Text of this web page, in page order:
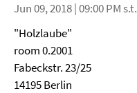
Jun 09, 2018 | 09:00 PM s.t.
"Holzlaube"
room 0.2001
Fabeckstr. 23/25
14195 Berlin